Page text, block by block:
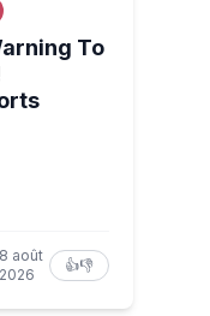
To
8 août
2026
👍👎